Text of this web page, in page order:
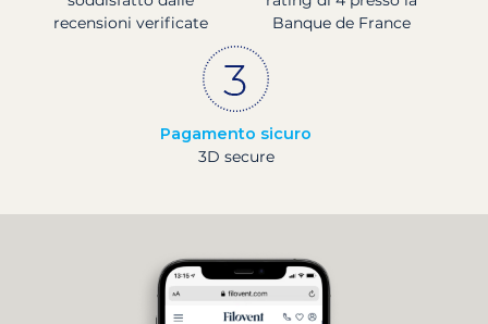
recensioni verificate
Banque de France
Pagamento sicuro
3D secure